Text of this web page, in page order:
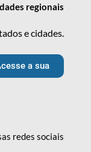
regionais
e cidades.
a sua
redessociais